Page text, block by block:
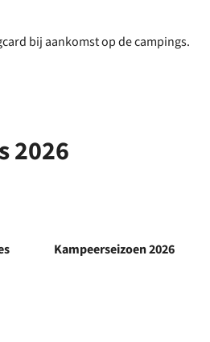
bij aankomst op de campings.
2026
Kampeerseizoen 2026